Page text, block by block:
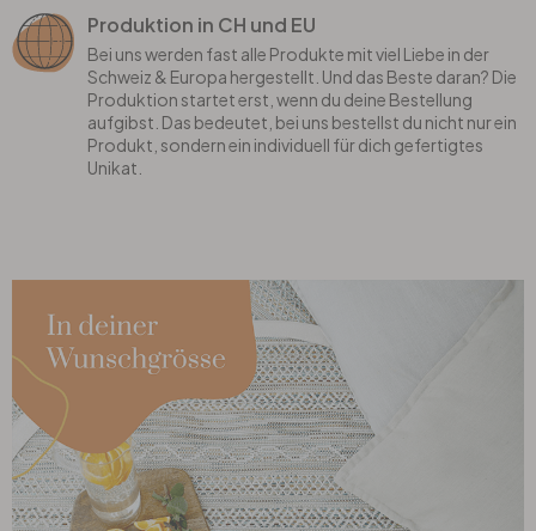
Produktion in CH und EU
Bei uns werden fast alle Produkte mit viel Liebe in der
Schweiz & Europa hergestellt. Und das Beste daran? Die
Produktion startet erst, wenn du deine Bestellung
aufgibst. Das bedeutet, bei uns bestellst du nicht nur ein
Produkt, sondern ein individuell für dich gefertigtes
Unikat.